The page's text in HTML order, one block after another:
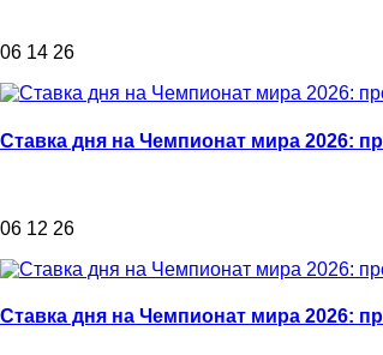
06 14 26
Ставка дня на Чемпионат мира 2026:
06 12 26
Ставка дня на Чемпионат мира 2026: